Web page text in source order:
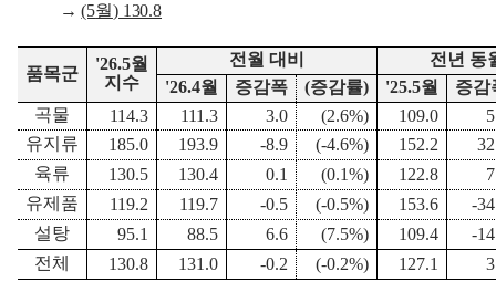
→(5월) 130.8
품목군
'26.5월
지수
전월 대비
전년 동
'26.4월 증감폭 (증감률) '25.5월
증감
곡물
114.3 111.3 3.0 (2.6%) 109.0
유지류
185.0 193.9 -8.9 (-4.6%) 152.2
육류
130.5 130.4 0.1 (0.1%) 122.8
유제품
119.2 119.7 -0.5 (-0.5%) 153.6
-
설탕
95.1 88.5 6.6 (7.5%) 109.4
-
전체
130.8 131.0 -0.2 (-0.2%) 127.1